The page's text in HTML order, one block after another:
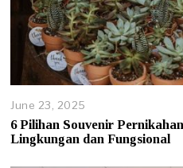
June 23, 2025
u
n
6 Pilihan Souvenir
Lingkungan dan Fungsional